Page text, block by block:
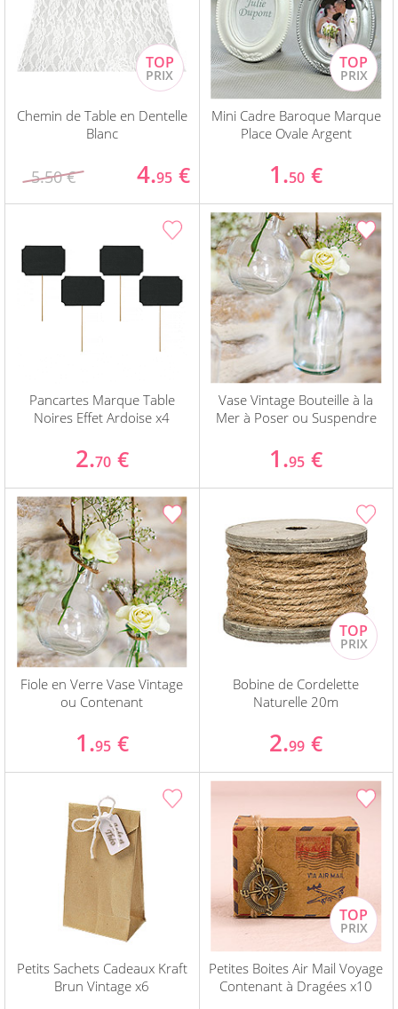
Chemin de Table en Dentelle
Blanc
5.50 € 4.95 €
Mini Cadre Baroque Marque
Place Ovale Argent
1.50 €
Pancartes Marque Table
Noires Effet Ardoise x4
2.70 €
Vase Vintage Bouteille à la
Mer à Poser ou Suspendre
1.95 €
Fiole en Verre Vase Vintage
ou Contenant
1.95 €
Bobine de Cordelette
Naturelle 20m
2.99 €
Petits Sachets Cadeaux Kraft
Brun Vintage x6
Petites Boites Air Mail Voyage
Contenant à Dragées x10